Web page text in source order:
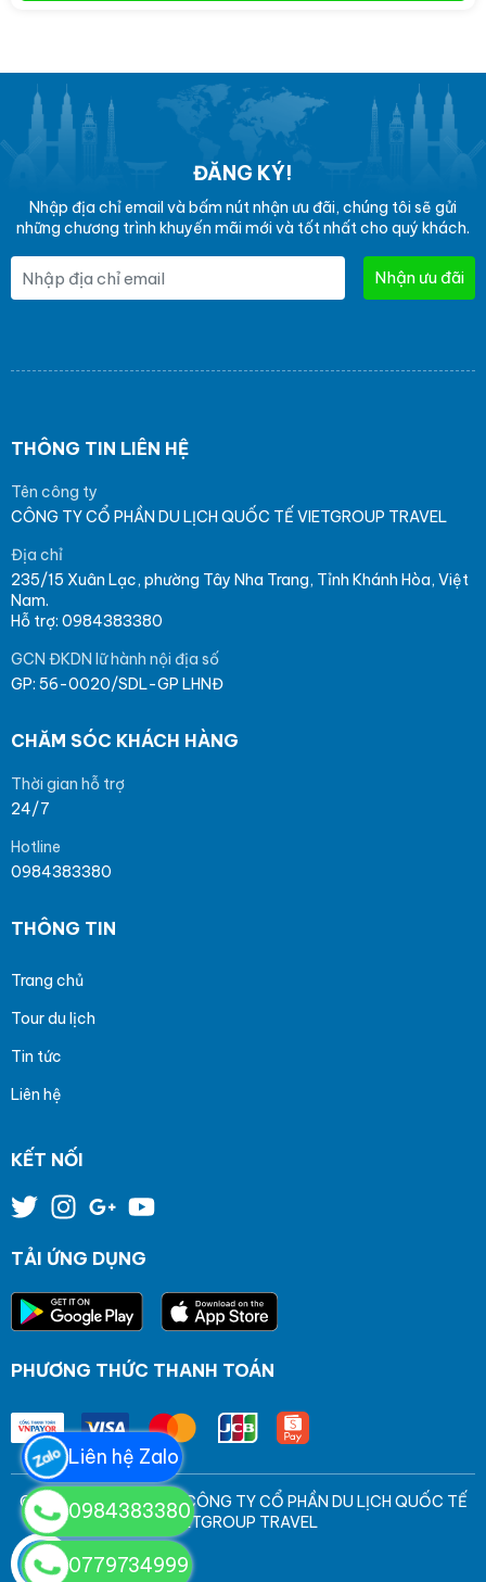
ĐĂNG KÝ!
Nhập địa chỉ email và bấm nút nhận ưu đãi, chúng tôi sẽ gửi
những chương trình khuyến mãi mới và tốt nhất cho quý khách.
Nhận ưu đãi
THÔNG TIN LIÊN HỆ
Tên công ty
CÔNG TY CỔ PHẦN DU LỊCH QUỐC TẾ VIETGROUP TRAVEL
Địa chỉ
235/15 Xuân Lạc, phường Tây Nha Trang, Tỉnh Khánh Hòa, Việt
Nam.
Hỗ trợ: 0984383380
GCN ĐKDN lữ hành nội địa số
GP: 56-0020/SDL-GP LHNĐ
CHĂM SÓC KHÁCH HÀNG
Thời gian hỗ trợ
24/7
Hotline
0984383380
THÔNG TIN
Trang chủ
Tour du lịch
Tin tức
Liên hệ
KẾT NỐI
TẢI ỨNG DỤNG
PHƯƠNG THỨC THANH TOÁN
© Bản quyền thuộc về CÔNG TY CỔ PHẦN DU LỊCH QUỐC TẾ
VIETGROUP TRAVEL
0984383380
0779734999
Liên hệ Zalo